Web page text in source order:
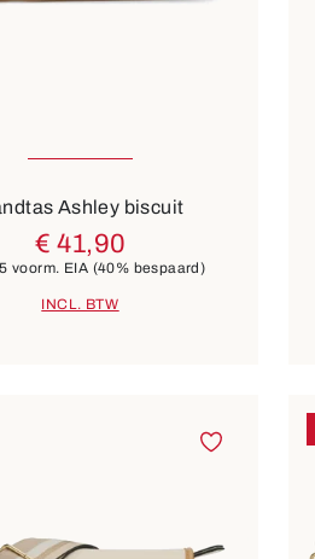
6 Kleuren
Ashley biscuit
€ 41,90
voorm. EIA (40% bespaard)
INCL. BTW